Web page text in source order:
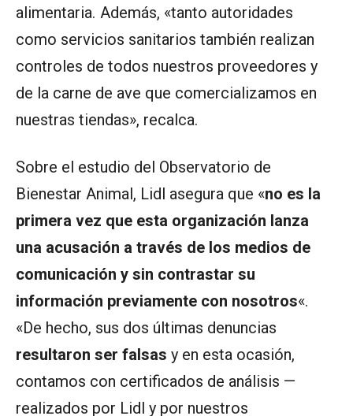
alimentaria. Además, «tanto autoridades
como servicios sanitarios también realizan
controles de todos nuestros proveedores y
de la carne de ave que comercializamos en
nuestras tiendas», recalca.
Sobre el estudio del Observatorio de
Bienestar Animal, Lidl asegura que «no es la
primera vez que esta organización lanza
una acusación a través de los medios de
comunicación y sin contrastar su
información previamente con nosotros«.
«De hecho, sus dos últimas denuncias
resultaron ser falsas y en esta ocasión,
contamos con certificados de análisis —
realizados por Lidl y por nuestros